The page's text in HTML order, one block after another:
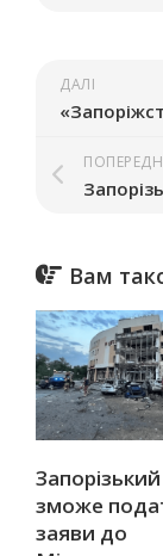
ДАЛІ
Вам
Запорізький
зможе
заяви до